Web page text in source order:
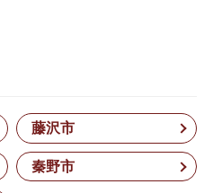
藤沢市
秦野市